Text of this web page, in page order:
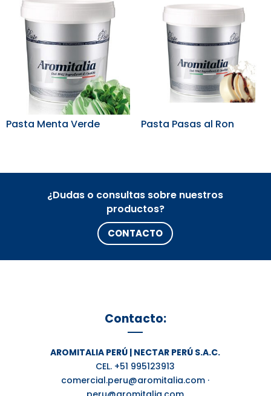
Pasta Menta Verde Pasta Pasas al Ron
¿Dudas o consultas sobre nuestros
productos?
CONTACTO
Contacto:
AROMITALIA PERÚ | NECTAR PERÚ S.A.C.
CEL. +51 995123913
comercial.peru@aromitalia.com ·